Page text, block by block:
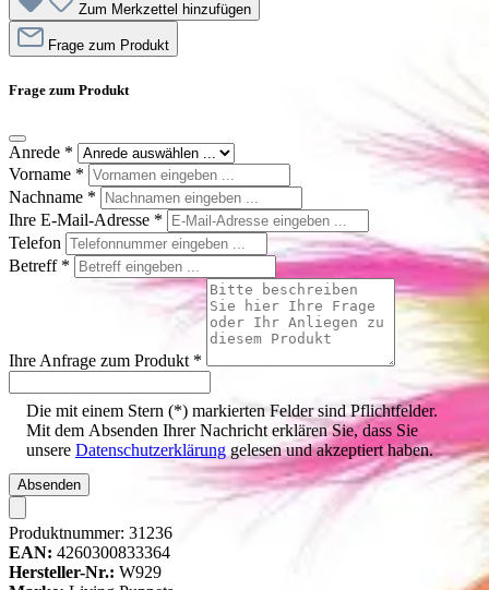
Zum Merkzettel hinzufügen
Frage zum Produkt
Frage zum Produkt
Anrede *
Vorname *
Nachname *
Ihre E-Mail-Adresse *
Telefon
Betreff *
Ihre Anfrage zum Produkt *
Die mit einem Stern (*) markierten Felder sind Pflichtfelder.
Mit dem Absenden Ihrer Nachricht erklären Sie, dass Sie
unsere Datenschutzerklärung gelesen und akzeptiert haben.
Absenden
Produktnummer: 31236
EAN: 4260300833364
Hersteller-Nr.: W929